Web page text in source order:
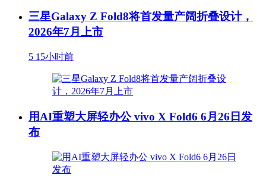
三星Galaxy Z Fold8将首发量产阔折叠设计，
2026年7月上市
5 15小时前
用AI重塑大屏轻办公 vivo X Fold6 6月26日发
布